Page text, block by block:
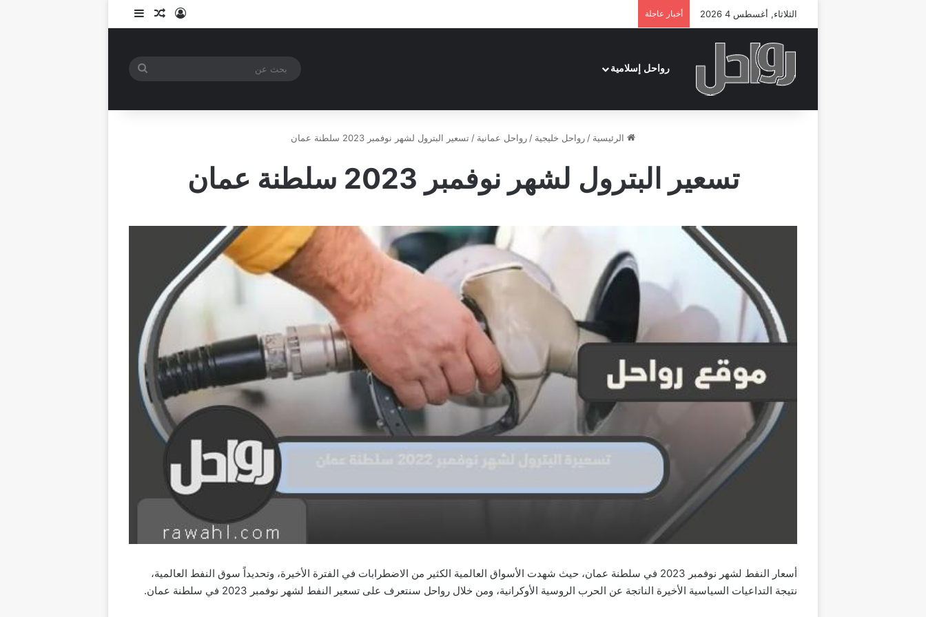
الثلاثاء, أغسطس 4 2026 أخبار عاجلة تسجيل الدخول
مقال عشوائي
إضافة عمود جانبي
رواحل إسلامية
بحث
الرئيسية / رواحل خليجية / رواحل عمانية / تسعير البترول لشهر نوفمبر 2023 سلطنة عمان
تسعير البترول لشهر نوفمبر 2023 سلطنة عمان
أسعار النفط لشهر نوفمبر 2023 في سلطنة عمان، حيث شهدت الأسواق العالمية الكثير من الاضطرابات في الفترة الأخيرة، وتحديداً سوق النفط العالمية،
نتيجة التداعيات السياسية الأخيرة الناتجة عن الحرب الروسية الأوكرانية، ومن خلال رواحل سنتعرف على تسعير النفط لشهر نوفمبر 2023 في سلطنة عمان.